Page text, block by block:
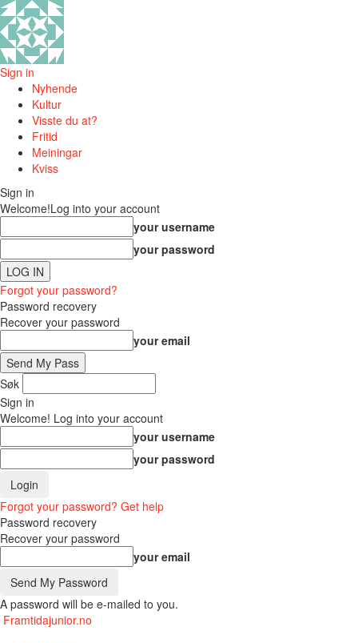
Sign in
Nyhende
Kultur
Visste du at?
Fritid
Meiningar
Kviss
Sign in
Welcome!Log into your account
your username
your password
Forgot your password?
Password recovery
Recover your password
your email
Søk
Sign in
Welcome! Log into your account
your username
your password
Forgot your password? Get help
Password recovery
Recover your password
your email
A password will be e-mailed to you.
Framtidajunior.no